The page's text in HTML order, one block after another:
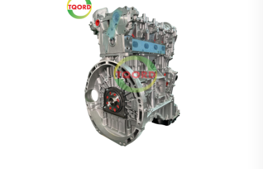
sedert 2022 toon. Hierdie verskuiwing spreek beide
onmiddellike begrotingsdruk en
langertermynbehoeftes aan.